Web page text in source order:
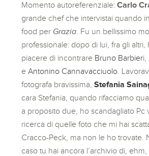
Momento autoreferenziale:Carlo
grande chef che intervistai quando
food per Grazia . Fu un bellissimo
professionale: dopo di lui, fra gli altri,
piacere di incontrare Bruno Barbieri,
eAntonino Cannavacciuolo .
fotografa bravissima,Stefania
cara Stefania, quando rifacciamo
a proposito due, ho scandagliato Pc
ricerca di quelle foto che mi hai
Cracco-Peck, ma non le ho trovate.
caso tu hai ancora l’archivio di, ehm,